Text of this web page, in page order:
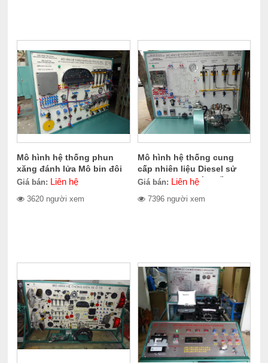
Mô hình hệ thống phun
xăng đánh lửa Mô bin đôi
Giá bán: Liên hệ
3620 người xem
Mô hình hệ thống cung
cấp nhiên liệu Diesel sử
dụng bơm cao áp điều
Giá bán: Liên hệ
7396 người xem